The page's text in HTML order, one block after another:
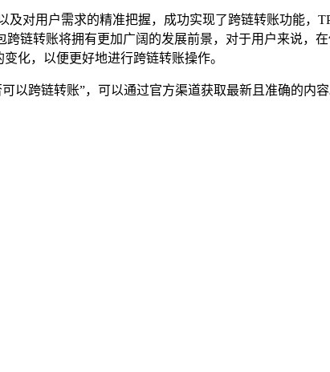
对用户需求的精准把握，成功实现了跨链转账功能，
链转账将拥有更加广阔的发展前景，对于用户来说，
化，以便更好地进行跨链转账操作。
以跨链转账”，可以通过官方渠道获取最新且准确的内容